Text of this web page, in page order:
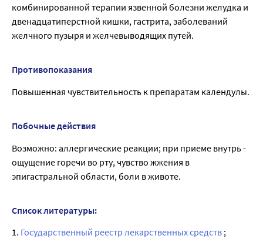
комбинированной терапии язвенной болезни желудка и
двенадцатиперстной кишки, гастрита, заболеваний
желчного пузыря и желчевыводящих путей.
Противопоказания
Повышенная чувствительность к препаратам календулы.
Побочные действия
Возможно: аллергические реакции; при приеме внутрь -
ощущение горечи во рту, чувство жжения в
эпигастральной области, боли в животе.
Список литературы:
1. Государственный реестр лекарственных средств ;